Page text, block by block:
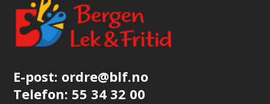
E-post: ordre@blf.no
Telefon: 55 34 32 00